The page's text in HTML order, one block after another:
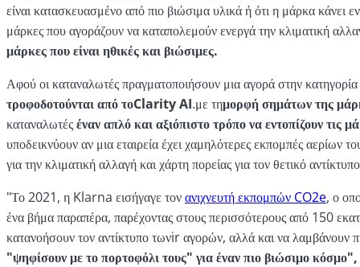
είναι κατασκευασμένο από πιο βιώσιμα υλικά ή ότι η μάρκα κάνει
μάρκες που αγοράζουν να καταπολεμούν ενεργά την κλιματική
μάρκες που είναι ηθικές και βιώσιμες.
Αφού οι καταναλωτές πραγματοποιήσουν μια αγορά στην
τροφοδοτούνται από τοClarity AI.με τημορφή σημάτων της
καταναλωτέςέναν απλό και αξιόπιστο τρόπο να εντοπίζουν τις
υποδεικνύουν αν μια εταιρεία έχει χαμηλότερες εκπομπές αερίων
για την κλιματική αλλαγή και χάρτη πορείας για τον θετικό
"Το 2021, η Klarna εισήγαγε τονανιχνευτή εκπομπών CO2e, ο
ένα βήμα παραπέρα, παρέχοντας στους περισσότερους από 150
κατανοήσουν τον αντίκτυπο τωνir αγορών, αλλά και να λαμβάνουν
"ψηφίσουν με το πορτοφόλι τους" για έναν πιο βιώσιμο κόσμο",